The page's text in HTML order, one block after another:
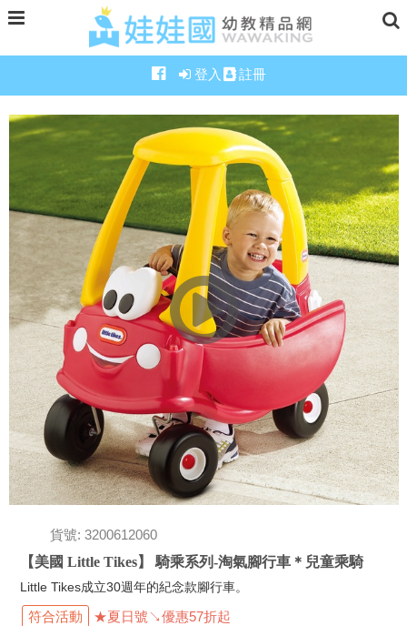
登入 註冊
貨號: 3200612060
【美國 Little Tikes】 騎乘系列-淘氣腳行車＊兒童乘騎
Little Tikes成立30週年的紀念款腳行車。
符合活動
★夏日號↘優惠57折起